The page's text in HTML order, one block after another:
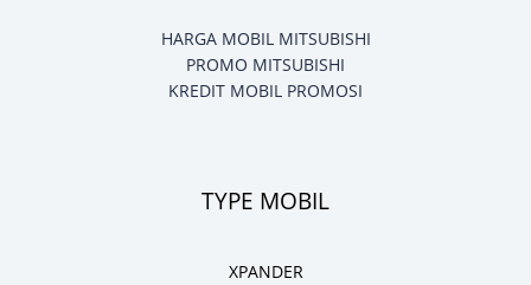
HARGA MOBIL MITSUBISHI
PROMO MITSUBISHI
KREDIT MOBIL PROMOSI
TYPE MOBIL
XPANDER